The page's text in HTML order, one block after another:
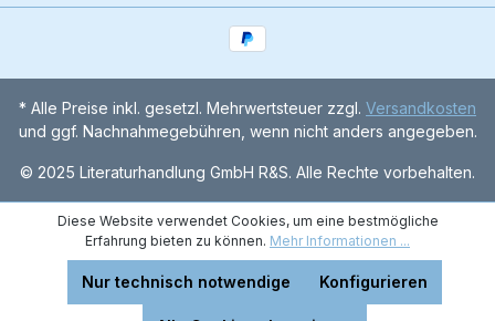
* Alle Preise inkl. gesetzl. Mehrwertsteuer zzgl. Versandkosten
und ggf. Nachnahmegebühren, wenn nicht anders angegeben.
© 2025 Literaturhandlung GmbH R&S. Alle Rechte vorbehalten.
Diese Website verwendet Cookies, um eine bestmögliche
Erfahrung bieten zu können. Mehr Informationen ...
Nur technisch notwendige Konfigurieren